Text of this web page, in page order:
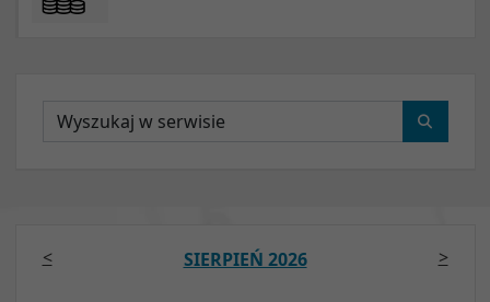
Wyszukaj
SIERPIEŃ 2026
< >